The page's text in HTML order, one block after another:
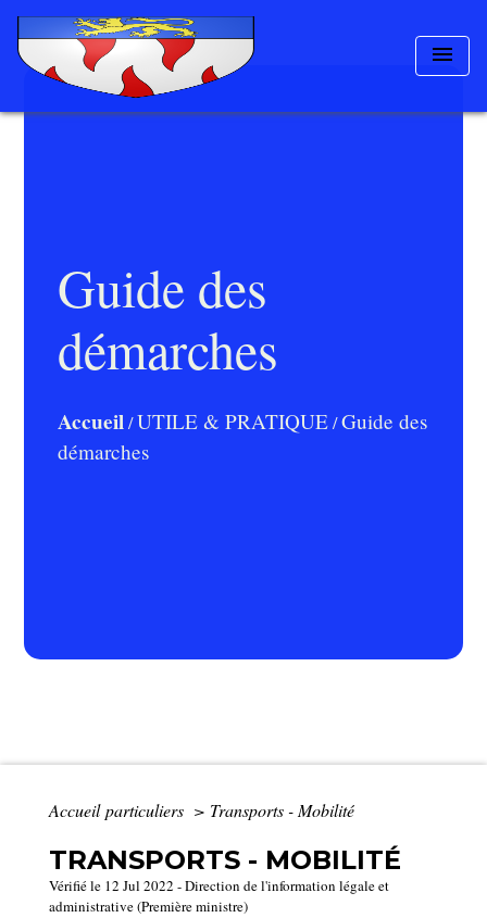
menu
Guide des
démarches
Accueil/UTILE & PRATIQUE/Guide des
démarches
Accueil particuliers > Transports - Mobilité
TRANSPORTS - MOBILITÉ
Vérifié le 12 Jul 2022 - Direction de l'information légale et
administrative (Première ministre)